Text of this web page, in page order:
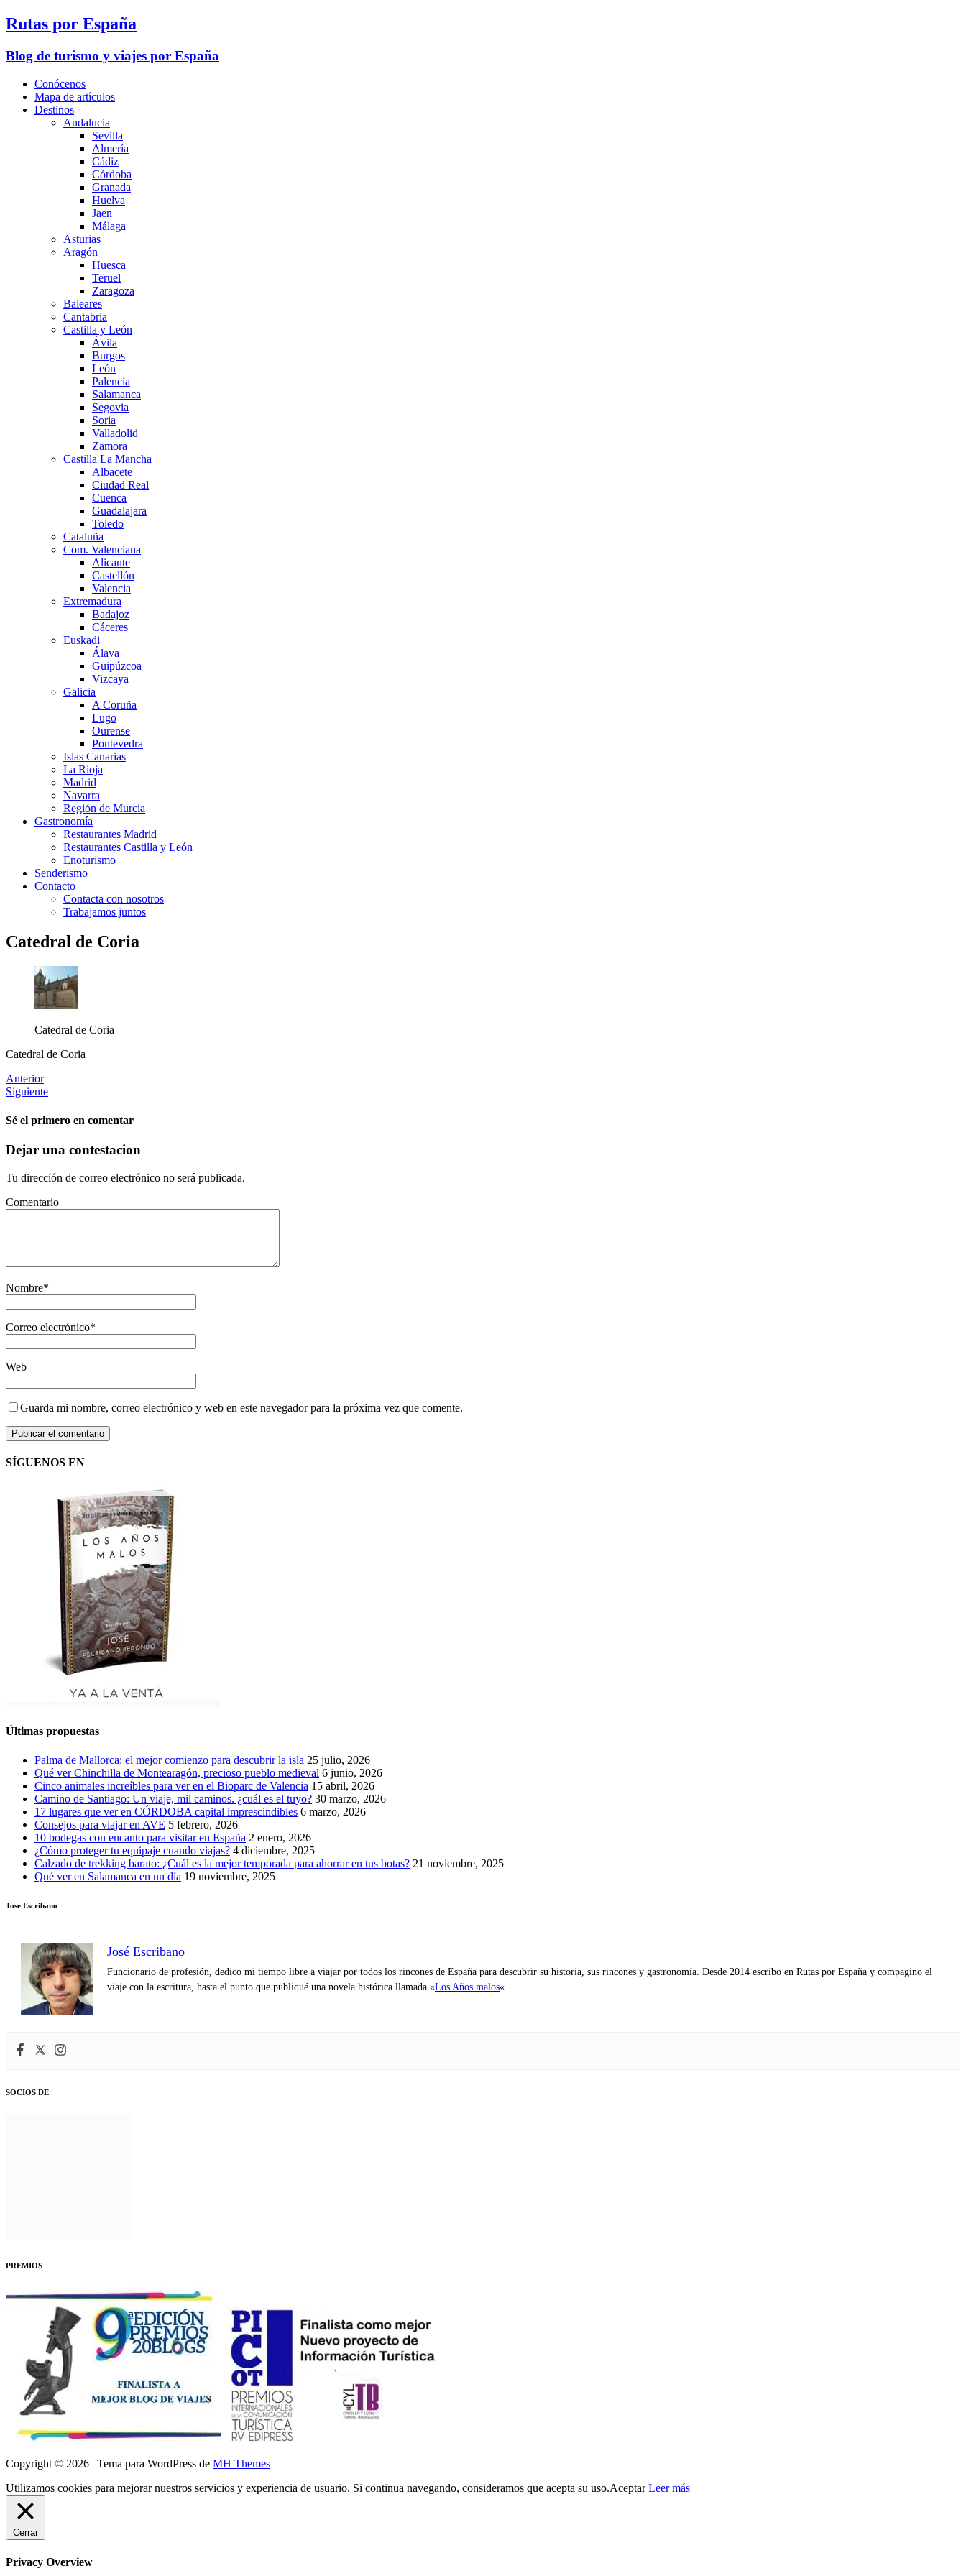
Rutas por España
Blog de turismo y viajes por España
Conócenos
Mapa de artículos
Destinos
Andalucia
Sevilla
Almería
Cádiz
Córdoba
Granada
Huelva
Jaen
Málaga
Asturias
Aragón
Huesca
Teruel
Zaragoza
Baleares
Cantabria
Castilla y León
Ávila
Burgos
León
Palencia
Salamanca
Segovia
Soria
Valladolid
Zamora
Castilla La Mancha
Albacete
Ciudad Real
Cuenca
Guadalajara
Toledo
Cataluña
Com. Valenciana
Alicante
Castellón
Valencia
Extremadura
Badajoz
Cáceres
Euskadi
Álava
Guipúzcoa
Vizcaya
Galicia
A Coruña
Lugo
Ourense
Pontevedra
Islas Canarias
La Rioja
Madrid
Navarra
Región de Murcia
Gastronomía
Restaurantes Madrid
Restaurantes Castilla y León
Enoturismo
Senderismo
Contacto
Contacta con nosotros
Trabajamos juntos
Catedral de Coria
Catedral de Coria
Catedral de Coria
Anterior
Siguiente
Sé el primero en comentar
Dejar una contestacion
Tu dirección de correo electrónico no será publicada.
Comentario
Nombre*
Correo electrónico*
Web
Guarda mi nombre, correo electrónico y web en este navegador para la próxima vez que comente.
SÍGUENOS EN
Últimas propuestas
Palma de Mallorca: el mejor comienzo para descubrir la isla 25 julio, 2026
Qué ver Chinchilla de Montearagón, precioso pueblo medieval 6 junio, 2026
Cinco animales increíbles para ver en el Bioparc de Valencia 15 abril, 2026
Camino de Santiago: Un viaje, mil caminos. ¿cuál es el tuyo? 30 marzo, 2026
17 lugares que ver en CÓRDOBA capital imprescindibles 6 marzo, 2026
Consejos para viajar en AVE 5 febrero, 2026
10 bodegas con encanto para visitar en España 2 enero, 2026
¿Cómo proteger tu equipaje cuando viajas? 4 diciembre, 2025
Calzado de trekking barato: ¿Cuál es la mejor temporada para ahorrar en tus botas? 21 noviembre, 2025
Qué ver en Salamanca en un día 19 noviembre, 2025
José Escribano
José Escribano
Funcionario de profesión, dedico mi tiempo libre a viajar por todos los rincones de España para descubrir su historia, sus rincones y gastronomía. Desde 2014 escribo en Rutas por España y compagino el
viaje con la escritura, hasta el punto que publiqué una novela histórica llamada «Los Años malos«.
SOCIOS DE
PREMIOS
Copyright © 2026 | Tema para WordPress de MH Themes
Utilizamos cookies para mejorar nuestros servicios y experiencia de usuario. Si continua navegando, consideramos que acepta su uso.Aceptar Leer más
Cerrar
Privacy Overview